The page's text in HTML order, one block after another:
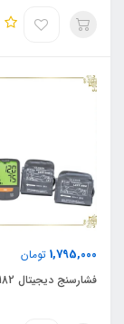
1,795,000 تومان
فشارسنج دیجیتال DBP-6182